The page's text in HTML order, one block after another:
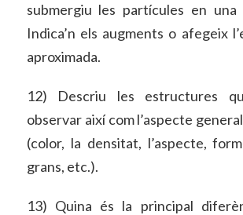
submergiu les partícules en una
Indica’n els augments o afegeix
aproximada.
12) Descriu les estructures
observar així com l’aspecte
(color, la densitat, l’aspecte,
grans, etc.).
13) Quina és la principal